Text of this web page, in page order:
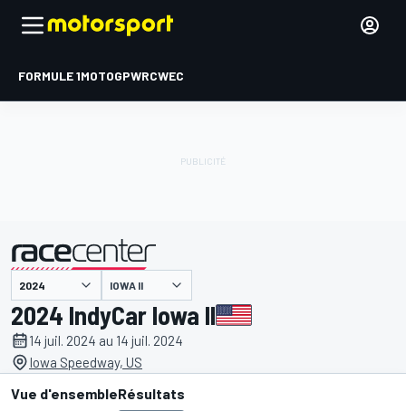
FORMULE 1MOTOGPWRCWEC
présenté par IOWA II
2024 IndyCar Iowa II
14 juil. 2024 au 14 juil. 2024
Iowa Speedway, US
Vue d'ensembleRésultats